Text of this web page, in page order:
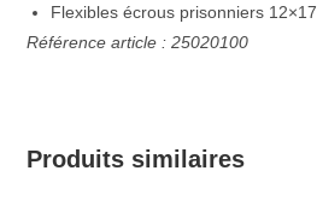
Flexibles écrous prisonniers 12×17.
Référence article : 25020100
Produits similaires